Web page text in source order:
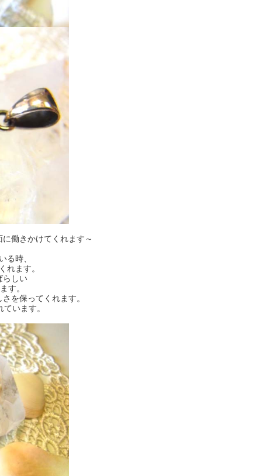
働きかけてくれます～
る時、
れます。
らしい
す。
を保ってくれます。
います。